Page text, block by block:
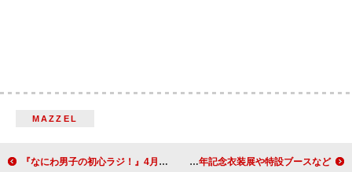
MAZZEL
『なにわ男子の初心ラジ！』4月からradikoポッドキャスト配信開始 Kis-My-Ft2、全国のPARCOとGWタイアップ 15周年記念衣装展や特設ブースなど